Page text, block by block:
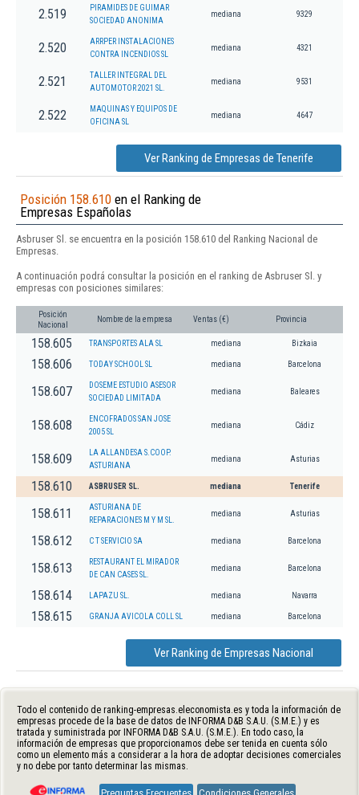
2.519
PIRAMIDES DE GUIMAR
SOCIEDAD ANONIMA
mediana 9329
2.520
ARRPER INSTALACIONES
CONTRA INCENDIOS SL
mediana 4321
2.521
TALLER INTEGRAL DEL
AUTOMOTOR 2021 SL.
mediana 9531
2.522
MAQUINAS Y EQUIPOS DE
OFICINA SL
mediana 4647
Ver Ranking de Empresas de Tenerife
Posición 158.610 en el Ranking de
Empresas Españolas
Asbruser Sl. se encuentra en la posición 158.610 del Ranking Nacional de
Empresas.
A continuación podrá consultar la posición en el ranking de Asbruser Sl. y
empresas con posiciones similares:
Posición
Nacional
Nombre de la empresa Ventas (€) Provincia
158.605 TRANSPORTES ALA SL mediana Bizkaia
158.606 TODAY SCHOOL SL mediana Barcelona
158.607
DOSEME ESTUDIO ASESOR
SOCIEDAD LIMITADA
mediana Baleares
158.608
ENCOFRADOS SAN JOSE
2005 SL
mediana Cádiz
158.609
LA ALLANDESA S.COOP.
ASTURIANA
mediana Asturias
158.610 ASBRUSER SL. mediana Tenerife
158.611
ASTURIANA DE
REPARACIONES M Y M SL.
mediana Asturias
158.612 C T SERVICIO SA mediana Barcelona
158.613
RESTAURANT EL MIRADOR
DE CAN CASES SL.
mediana Barcelona
158.614 LAPAZU SL. mediana Navarra
158.615 GRANJA AVICOLA COLL SL mediana Barcelona
Ver Ranking de Empresas Nacional
Todo el contenido de ranking-empresas.eleconomista.es y toda la información de
empresas procede de la base de datos de INFORMA D&B S.A.U. (S.M.E.) y es
tratada y suministrada por INFORMA D&B S.A.U. (S.M.E.). En todo caso, la
información de empresas que proporcionamos debe ser tenida en cuenta sólo
como un elemento más a considerar a la hora de adoptar decisiones comerciales
y no debe por tanto determinar las mismas.